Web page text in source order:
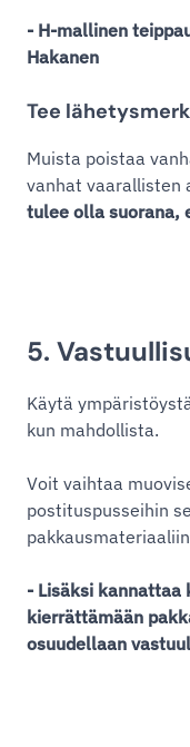
- H-mallinen
Hakanen
Tee
Muista poistaa
vanhat vaarallisten
tulee olla suorana,
5.
Käytä
kun mahdollista.
Voit vaihtaa
postituspusseihin
- Lisäksi kannattaa
kierrättämään
osuudellaan